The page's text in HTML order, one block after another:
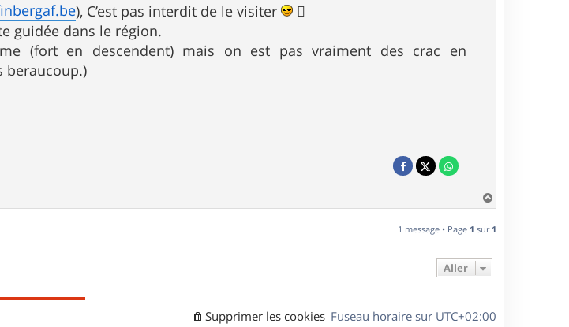
), C’est pas interdit de le visiter

guidée dans le région.
(fort en descendent) mais on est pas vraiment des crac en
beraucoup.)
a
t
1 message • Page 1 sur 1
Aller
Fuseau horaire sur UTC+02:00
Supprimer les cookies